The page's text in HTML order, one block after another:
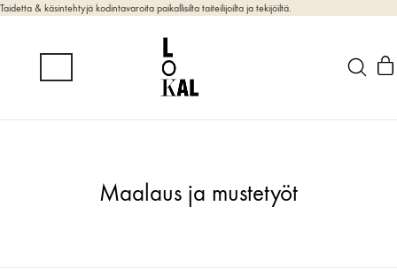
Taidetta & käsintehtyjä kodintavaroita paikallisilta taiteilijoilta ja tekijöiltä.
Maalaus ja mustetyöt